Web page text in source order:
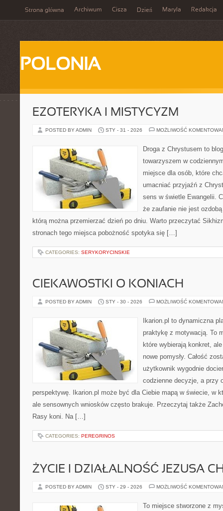
Strona główna Archiwum Cisza Dzień Maryla Redakcja
POLONIA
EZOTERYKA I MISTYCYZM
POSTED BY ADMIN STY - 31 - 2026 MOŻLIWOŚĆ
Droga z Chrystusem to
towarzyszem w
miejsce dla osób, które
umacniać przyjaźń z
sens w świetle Ewangelii.
że zaufanie nie jest
którą można przemierzać dzień po dniu. Warto przeczytać
stronach tego miejsca pobożność spotyka się […]
CATEGORIES: SERYKORYCINSKIE
CIEKAWOSTKI O KONIACH
POSTED BY ADMIN STY - 30 - 2026 MOŻLIWOŚĆ
Ikarion.pl to dynamiczna
praktykę z motywacją. To
które wybierają konkret,
nowe pomysły. Całość
użytkownik wygodnie
codzienne decyzje, a przy
perspektywę. Ikarion.pl może być dla Ciebie mapą w świecie, w
ale sensownych wniosków często brakuje. Przeczytaj także
Rasy koni. Na […]
CATEGORIES: PEREGRINOS
ŻYCIE I DZIAŁALNOŚĆ JEZUSA
POSTED BY ADMIN STY - 29 - 2026 MOŻLIWOŚĆ
To miejsce stworzone z